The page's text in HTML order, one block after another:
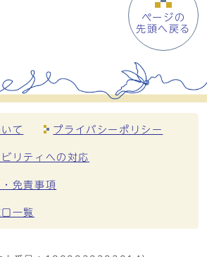
ページの
先頭へ戻る
て プライバシーポリシー
リティへの対応
免責事項
一覧